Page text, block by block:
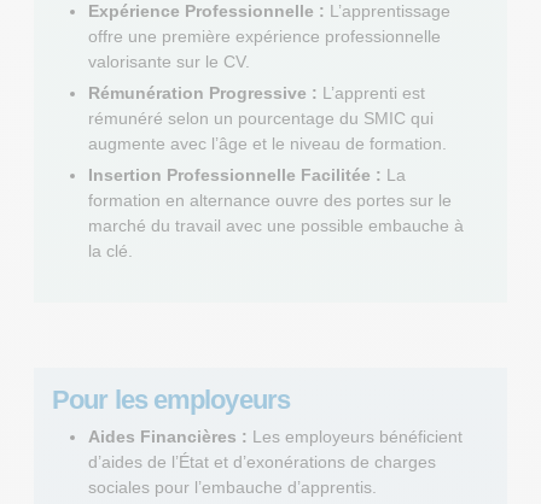
Expérience Professionnelle : L’apprentissage
offre une première expérience professionnelle
valorisante sur le CV.
Rémunération Progressive : L’apprenti est
rémunéré selon un pourcentage du SMIC qui
augmente avec l’âge et le niveau de formation.
Insertion Professionnelle Facilitée : La
formation en alternance ouvre des portes sur le
marché du travail avec une possible embauche à
la clé.
Pour les employeurs
Aides Financières : Les employeurs bénéficient
d’aides de l’État et d’exonérations de charges
sociales pour l’embauche d’apprentis.